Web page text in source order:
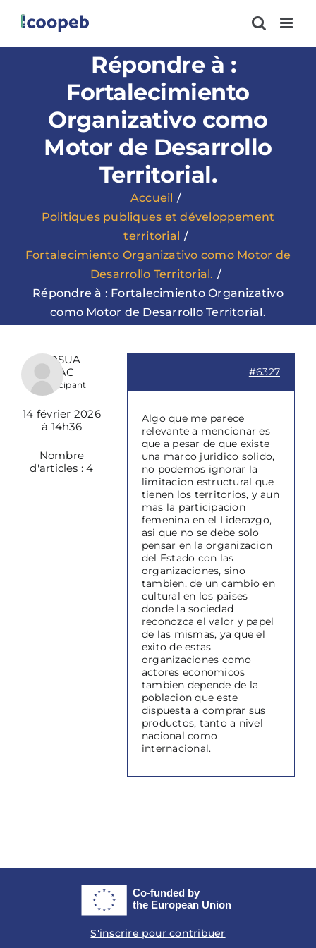
contenu
Répondre à :
Fortalecimiento
Organizativo como
Motor de Desarrollo
Territorial.
Accueil
Politiques publiques et développement
territorial
Fortalecimiento Organizativo como Motor de
Desarrollo Territorial.
Répondre à : Fortalecimiento Organizativo
como Motor de Desarrollo Territorial.
JHOSUA
ISAAC
Participant
14 février 2026
à 14h36
Nombre
d'articles : 4
#6327
Algo que me parece
relevante a mencionar es
que a pesar de que existe
una marco juridico solido,
no podemos ignorar la
limitacion estructural que
tienen los territorios, y aun
mas la participacion
femenina en el Liderazgo,
asi que no se debe solo
pensar en la organizacion
del Estado con las
organizaciones, sino
tambien, de un cambio en
cultural en los paises
donde la sociedad
reconozca el valor y papel
de las mismas, ya que el
exito de estas
organizaciones como
actores economicos
tambien depende de la
poblacion que este
dispuesta a comprar sus
productos, tanto a nivel
nacional como
internacional.
S'inscrire pour contribuer